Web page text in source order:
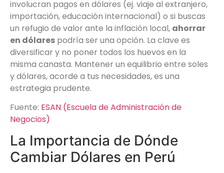
involucran pagos en dólares (ej. viaje al extranjero,
importación, educación internacional) o si buscas
un refugio de valor ante la inflación local, ahorrar
en dólares podría ser una opción. La clave es
diversificar y no poner todos los huevos en la
misma canasta. Mantener un equilibrio entre soles
y dólares, acorde a tus necesidades, es una
estrategia prudente.
Fuente: ESAN (Escuela de Administración de
Negocios)
La Importancia de Dónde
Cambiar Dólares en Perú